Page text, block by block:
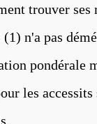
trouver ses
n'a pas
pondérale
les